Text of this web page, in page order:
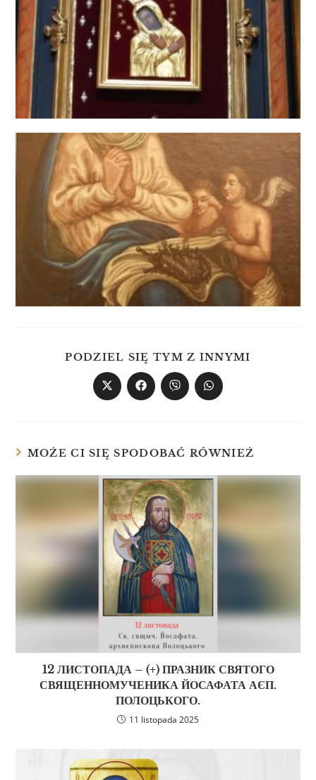
PODZIEL SIĘ TYM Z INNYMI
MOŻE CI SIĘ SPODOBAĆ RÓWNIEŻ
12 ЛИСТОПАДА – (+) ПРАЗНИК СВЯТОГО
СВЯЩЕННОМУЧЕНИКА ЙОСАФАТА АЄП.
ПОЛОЦЬКОГО.
11 listopada 2025